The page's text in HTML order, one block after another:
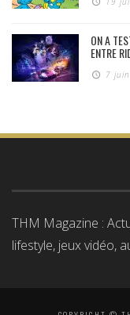
ON A
ENTRE
7
THM Magazine :
lifestyle, jeux vidéo,